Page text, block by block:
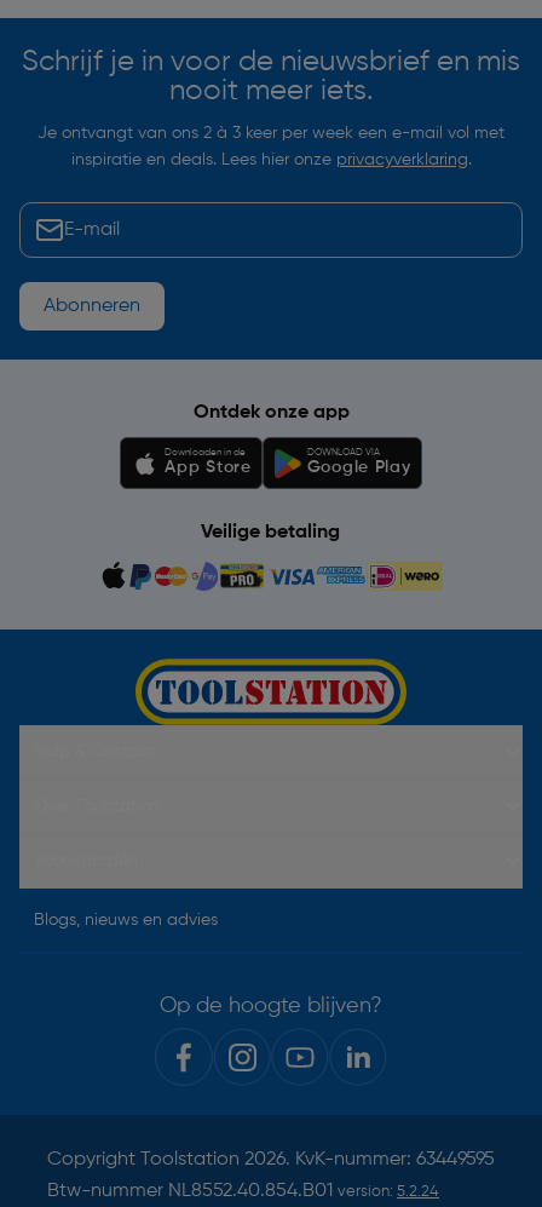
Schrijf je in voor de nieuwsbrief en mis
nooit meer iets.
Je ontvangt van ons 2 à 3 keer per week een e-mail vol met
inspiratie en deals. Lees hier onze privacyverklaring.
Abonneren
Ontdek onze app
Downloaden in de
App Store
DOWNLOAD VIA
Google Play
Veilige betaling
Blogs, nieuws en advies
Op de hoogte blijven?
Copyright Toolstation 2026. KvK-nummer: 63449595
Btw-nummer NL8552.40.854.B01 version: 5.2.24